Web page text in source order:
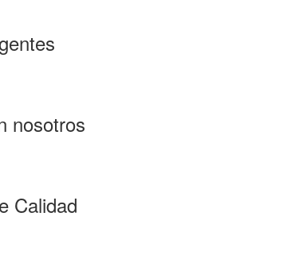
nosotros
Calidad